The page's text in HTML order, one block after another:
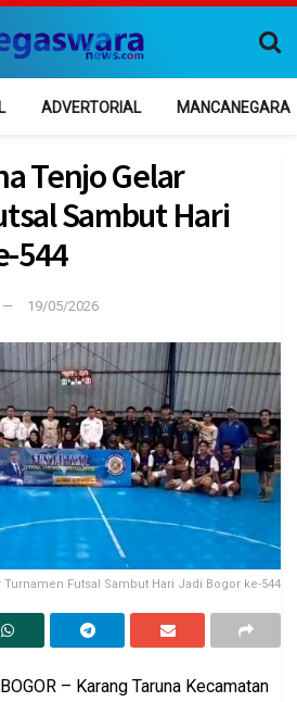
ADVERTORIAL MANCANEGARA
Tenjo Gelar
Sambut Hari
544
19/05/2026
Turnamen Futsal Sambut Hari Jadi Bogor ke-544
BOGOR – Karang Taruna Kecamatan